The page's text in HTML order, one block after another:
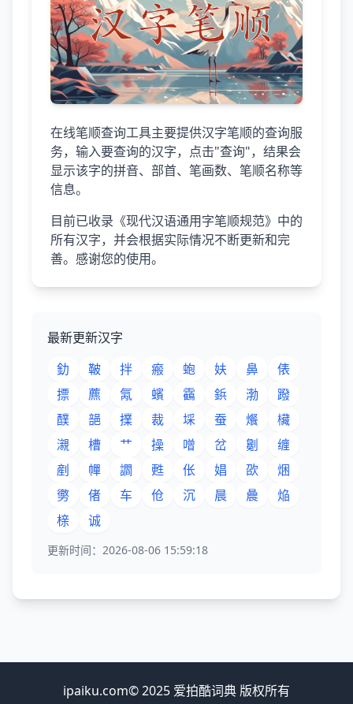
在线笔顺查询工具主要提供汉字笔顺的查询服
务，输入要查询的汉字，点击"查询"，结果会
显示该字的拼音、部首、笔画数、笔顺名称等
信息。
目前已收录《现代汉语通用字笔顺规范》中的
所有汉字，并会根据实际情况不断更新和完
善。感谢您的使用。
最新更新汉字
釛
鞁 拌 瘢 蚫 妋 鼻
俵
摽
藨 氞 蠙 靍 鋲 渤
蹳
醭
郶 擈 裁 埰 蚕 爘
欌
瀙
槽 艹 操 噌 岔 劖
缠
剷
幝 讇 甦 伥 娼 欩
焑
勶
偖 车 伧 沉 晨 曟
焔
榇
诚
更新时间：2026-08-06 15:59:18
ipaiku.com© 2025 爱拍酷词典 版权所有